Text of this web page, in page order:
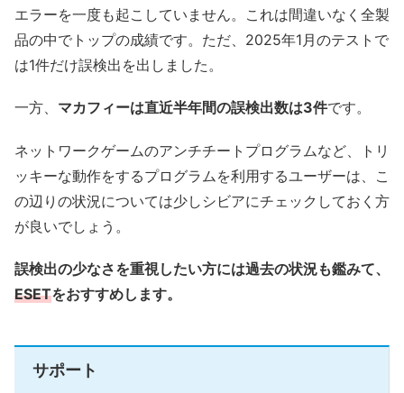
エラーを一度も起こしていません。これは間違いなく全製
品の中でトップの成績です。ただ、2025年1月のテストで
は1件だけ誤検出を出しました。
一方、 マカフィーは直近半年間の誤検出数は3件です。
ネットワークゲームのアンチチートプログラムなど、トリ
ッキーな動作をするプログラムを利用するユーザーは、こ
の辺りの状況については少しシビアにチェックしておく方
が良いでしょう。
誤検出の少なさを重視したい方には過去の状況も鑑みて、
ESETをおすすめします。
サポート